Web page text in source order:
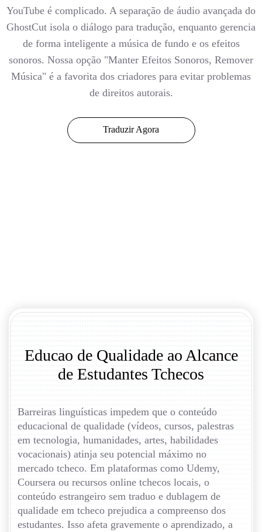
YouTube é complicado. A separação de áudio avançada do
GhostCut isola o diálogo para tradução, enquanto gerencia
de forma inteligente a música de fundo e os efeitos
sonoros. Nossa opção "Manter Efeitos Sonoros, Remover
Música" é a favorita dos criadores para evitar problemas
de direitos autorais.
Traduzir Agora
Educao de Qualidade ao Alcance
de Estudantes Tchecos
Barreiras linguísticas impedem que o conteúdo
educacional de qualidade (vídeos, cursos, palestras
em tecnologia, humanidades, artes, habilidades
vocacionais) atinja seu potencial máximo no
mercado tcheco. Em plataformas como Udemy,
Coursera ou recursos online tchecos locais, o
conteúdo estrangeiro sem traduo e dublagem de
qualidade em tcheco prejudica a compreenso dos
estudantes. Isso afeta gravemente o aprendizado, a